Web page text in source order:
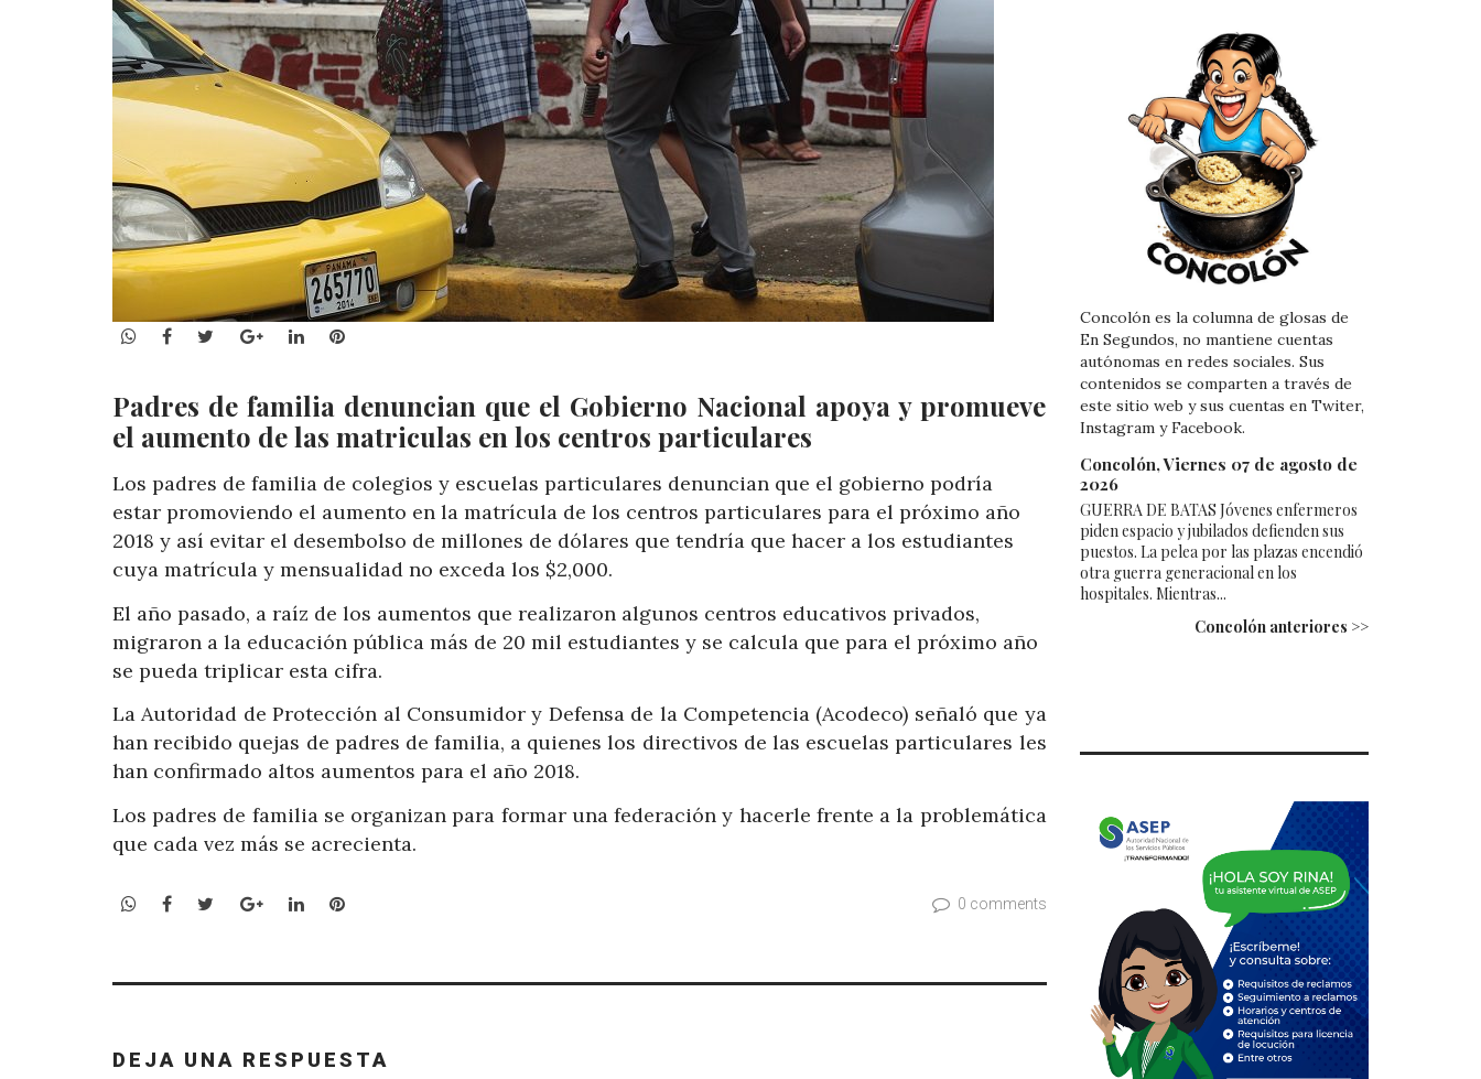
WhatsApp
Facebook
TwitterGoogle+LinkedInPinterest
Padres de familia denuncian que el Gobierno Nacional apoya y promueve
el aumento de las matriculas en los centros particulares
Los padres de familia de colegios y escuelas particulares denuncian que el gobierno podría
estar promoviendo el aumento en la matrícula de los centros particulares para el próximo año
2018 y así evitar el desembolso de millones de dólares que tendría que hacer a los estudiantes
cuya matrícula y mensualidad no exceda los $2,000.
El año pasado, a raíz de los aumentos que realizaron algunos centros educativos privados,
migraron a la educación pública más de 20 mil estudiantes y se calcula que para el próximo año
se pueda triplicar esta cifra.
La Autoridad de Protección al Consumidor y Defensa de la Competencia (Acodeco) señaló que ya
han recibido quejas de padres de familia, a quienes los directivos de las escuelas particulares les
han confirmado altos aumentos para el año 2018.
Los padres de familia se organizan para formar una federación y hacerle frente a la problemática
que cada vez más se acrecienta.
WhatsApp
Facebook
TwitterGoogle+LinkedInPinterest 0 comments
DEJA UNA RESPUESTA
Concolón es la columna de glosas de
En Segundos, no mantiene cuentas
autónomas en redes sociales. Sus
contenidos se comparten a través de
este sitio web y sus cuentas en Twiter,
Instagram y Facebook.
Concolón, Viernes 07 de agosto de
2026
GUERRA DE BATAS Jóvenes enfermeros
piden espacio y jubilados defienden sus
puestos. La pelea por las plazas encendió
otra guerra generacional en los
hospitales. Mientras...
Concolón anteriores >>